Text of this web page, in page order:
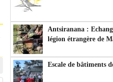
Antsiranana :
légion étrangère de
Escale de bâtiments